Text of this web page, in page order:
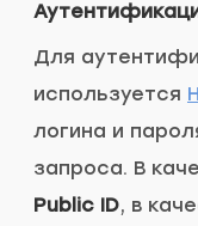
Для
используется
логина и
запроса. В
Public ID, в